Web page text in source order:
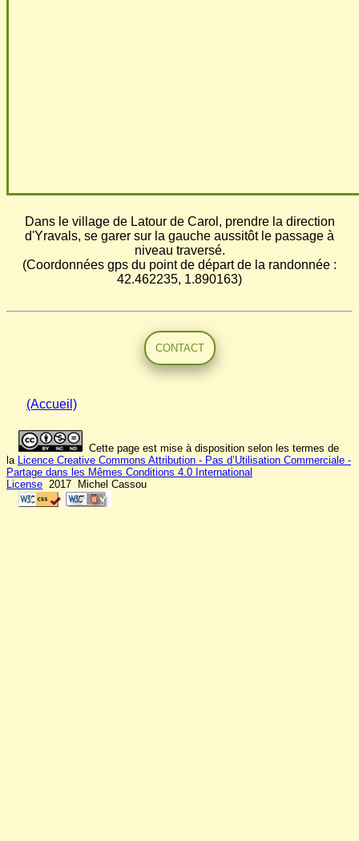
Dans le village de Latour de Carol, prendre la direction
d'Yravals, se garer sur la gauche aussitôt le passage à
niveau traversé.
(Coordonnées gps du point de départ de la randonnée :
42.462235, 1.890163)
CONTACT
(Accueil)
Cette page est mise à disposition selon les termes de
la Licence Creative Commons Attribution - Pas d’Utilisation Commerciale -
Partage dans les Mêmes Conditions 4.0 International
License 2017 Michel Cassou